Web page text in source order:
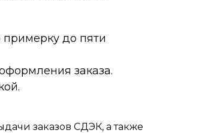
примерку до пяти
заказа.
заказов СДЭК, а также